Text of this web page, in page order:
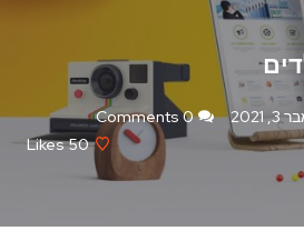
2021
0 Comments
50
Likes